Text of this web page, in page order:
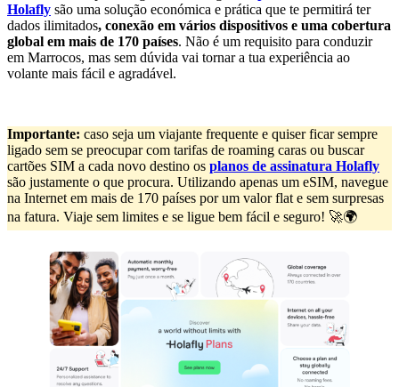
Holafly são uma solução económica e prática que te permitirá ter
dados ilimitados, conexão em vários dispositivos e uma cobertura
global em mais de 170 países. Não é um requisito para conduzir
em Marrocos, mas sem dúvida vai tornar a tua experiência ao
volante mais fácil e agradável.
Importante: caso seja um viajante frequente e quiser ficar sempre
ligado sem se preocupar com tarifas de roaming caras ou buscar
cartões SIM a cada novo destino os planos de assinatura Holafly
são justamente o que procura. Utilizando apenas um eSIM, navegue
na Internet em mais de 170 países por um valor flat e sem surpresas
na fatura. Viaje sem limites e se ligue bem fácil e seguro! 🚀🌍